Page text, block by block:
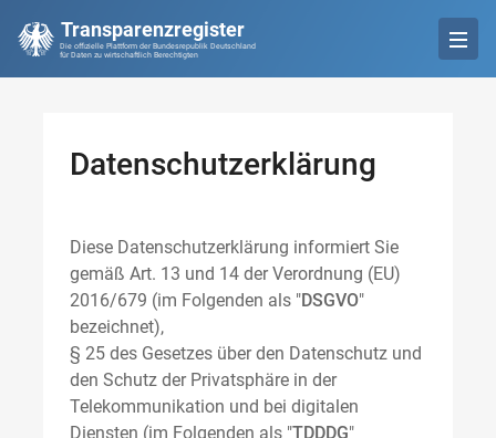
Transparenzregister
Die offizielle Plattform der Bundesrepublik Deutschland
für Daten zu wirtschaftlich Berechtigten
Datenschutzerklärung
Diese Datenschutzerklärung informiert Sie
gemäß Art. 13 und 14 der Verordnung (EU)
2016/679 (im Folgenden als "DSGVO"
bezeichnet),
§ 25 des Gesetzes über den Datenschutz und
den Schutz der Privatsphäre in der
Telekommunikation und bei digitalen
Diensten (im Folgenden als "TDDDG"